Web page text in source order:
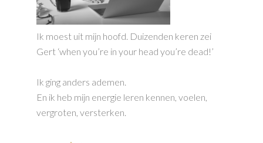
Ik moest uit mijn hoofd. Duizenden keren zei
Gert ‘when you’re in your head you’re dead!’
Ik ging anders ademen.
En ik heb mijn energie leren kennen, voelen,
vergroten, versterken.